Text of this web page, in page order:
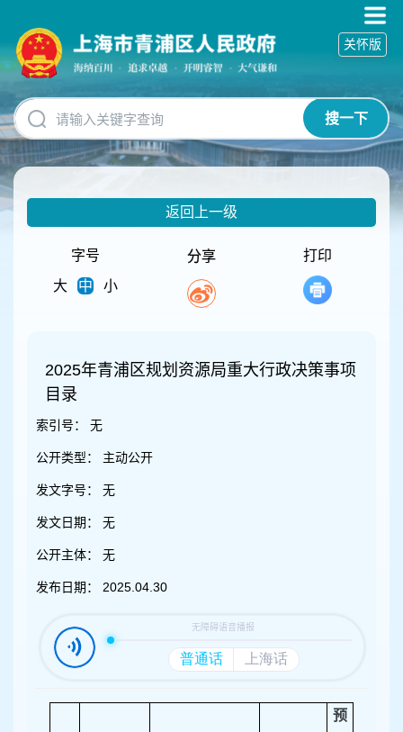
碍
操
明
跳
转
到
网
搜一下
关怀版
返回上一级
字号
大
中 小
分享 打印
2025年青浦区规划资源局重大行政决策事项
目录
索引号： 无
公开类型： 主动公开
发文字号： 无
发文日期： 无
公开主体： 无
发布日期： 2025.04.30
预